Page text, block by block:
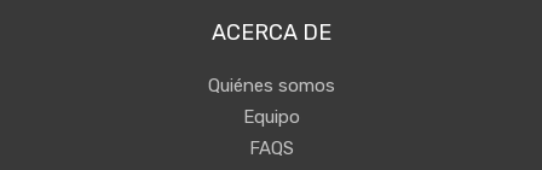
ACERCA DE
Quiénes somos
Equipo
FAQS